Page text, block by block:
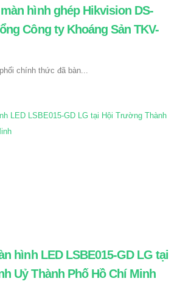
hình ghép Hikvision DS-
Công ty Khoáng Sản TKV-
chính thức đã bàn...
hình LED LSBE015-GD LG tại
Uỷ Thành Phố Hồ Chí Minh